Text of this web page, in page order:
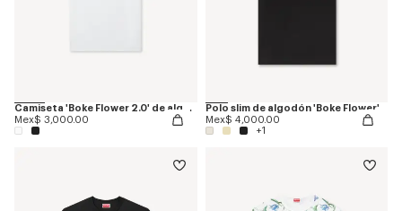
Camiseta 'Boke Flower 2.0' de algodón
Mex$ 3,000.00
Polo slim de algodón 'Boke Flower'
Mex$ 4,000.00
+1